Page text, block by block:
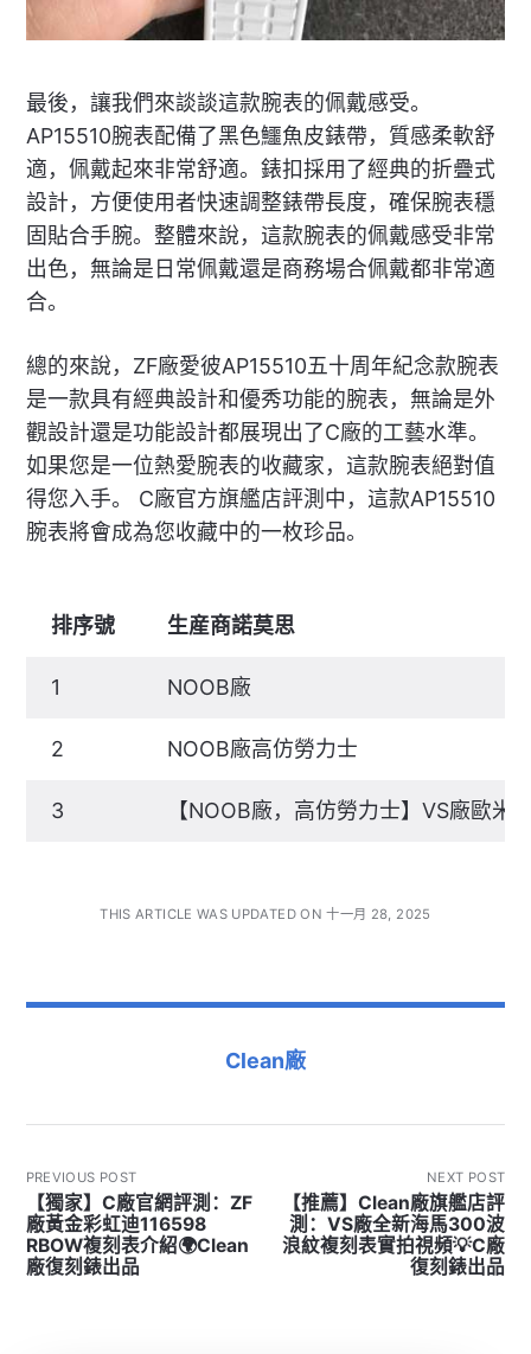
最後，讓我們來談談這款腕表的佩戴感受。
AP15510腕表配備了黑色鱷魚皮錶帶，質感柔軟舒
適，佩戴起來非常舒適。錶扣採用了經典的折疊式
設計，方便使用者快速調整錶帶長度，確保腕表穩
固貼合手腕。整體來說，這款腕表的佩戴感受非常
出色，無論是日常佩戴還是商務場合佩戴都非常適
合。
總的來說，ZF廠愛彼AP15510五十周年紀念款腕表
是一款具有經典設計和優秀功能的腕表，無論是外
觀設計還是功能設計都展現出了C廠的工藝水準。
如果您是一位熱愛腕表的收藏家，這款腕表絕對值
得您入手。 C廠官方旗艦店評測中，這款AP15510
腕表將會成為您收藏中的一枚珍品。
排序號 生産商諾莫思
1 NOOB廠
2 NOOB廠高仿勞力士
3 【NOOB廠，高仿勞力士】VS廠歐
THIS ARTICLE WAS UPDATED ON 十一月 28, 2025
Clean廠
PREVIOUS POST
【獨家】C廠官網評測：ZF
廠黃金彩虹迪116598
RBOW複刻表介紹🌍Clean
廠復刻錶出品
NEXT POST
【推薦】Clean廠旗艦店評
測：VS廠全新海馬300波
浪紋複刻表實拍視頻💡C廠
復刻錶出品